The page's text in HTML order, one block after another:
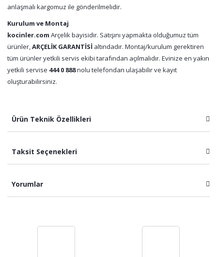
anlaşmalı kargomuz ile gönderilmelidir.
Kurulum ve Montaj
kocinler.com Arçelik bayisidir. Satışını yapmakta olduğumuz tüm
ürünler,ARÇELİK GARANTİSİ altındadır. Montaj/kurulum gerektiren
tüm ürünler yetkili servis ekibi tarafından açılmalıdır. Evinize en yakın
yetkili servise 444 0 888nolu telefondan ulaşabilir ve kayıt
oluşturabilirsiniz.
Ürün Teknik Özellikleri
Taksit Seçenekleri
Yorumlar